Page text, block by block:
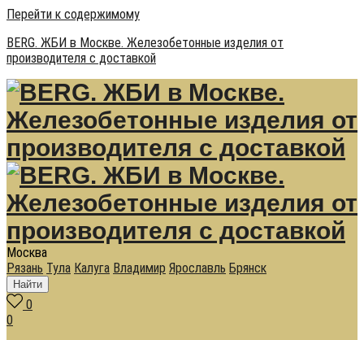
Перейти к содержимому
BERG. ЖБИ в Москве. Железобетонные изделия от
производителя с доставкой
Москва
Рязань Тула Калуга Владимир Ярославль Брянск
Найти
0
0